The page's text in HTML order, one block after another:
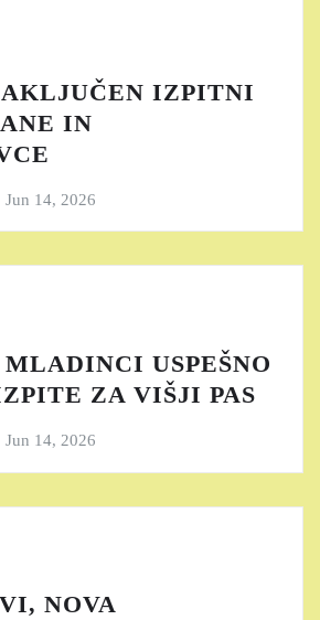
IZPITNI
IN
Jun 14, 2026
USPEŠNO
ZA VIŠJI PAS
Jun 14, 2026
NOVA